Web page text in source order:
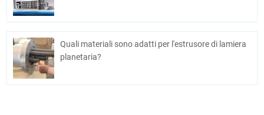
Quali materiali sono adatti per l'estrusore di lamiera
planetaria?